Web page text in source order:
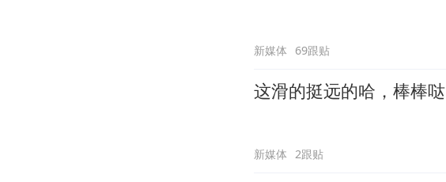
新媒体 69跟贴
这滑的挺远的哈，棒棒哒
新媒体 2跟贴